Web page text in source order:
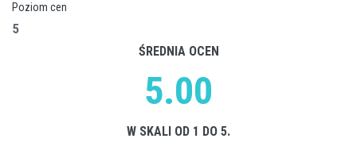
Poziom cen
5
ŚREDNIA OCEN
5.00
W SKALI OD 1 DO 5.